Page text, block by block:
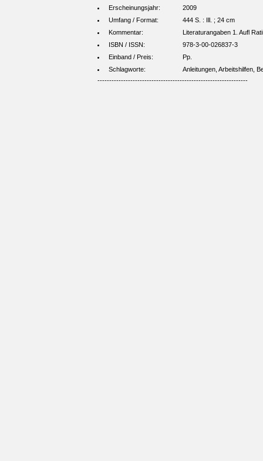
Erscheinungsjahr:
2009
Umfang / Format:
444 S. : Ill. ; 24 cm
Kommentar:
Literaturangaben 1. Aufl
ISBN / ISSN:
978-3-00-026837-3
Einband / Preis:
Pp.
Schlagworte:
Anleitungen, Arbeitshilfen,
----------------------------------------------------------------